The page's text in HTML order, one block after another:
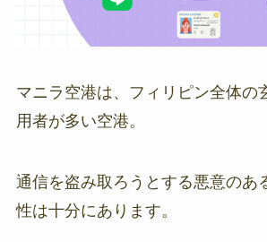
マニラ空港は、フィリピン全体の
用者が多い空港。
通信を盗み取ろうとする悪意のあ
性は十分にあります。